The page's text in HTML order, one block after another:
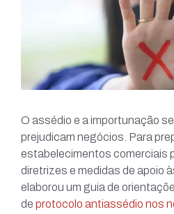
O assédio e a importunação
prejudicam negócios. Para
estabelecimentos comerciais
diretrizes e medidas de apoio
elaborou um guia de
de protocolo antiassédio nos